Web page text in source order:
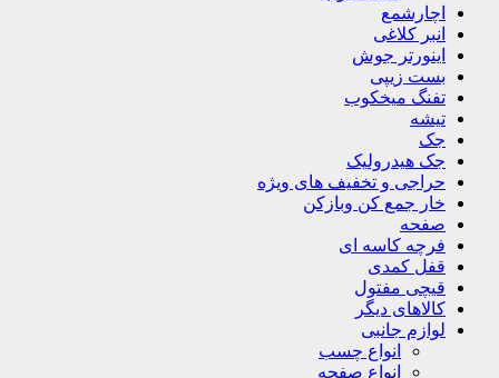
اچارشمع
انبر کلاغی
اینورتر جوش
بست زیپی
تفنگ میخکوب
تیشه
جک
جک هیدرولیک
حراجی و تخفیف های ویژه
خار جمع کن وبازکن
صفحه
فرچه کاسه ای
قفل کمدی
قیچی مفتول
کالاهای دیگر
لوازم جانبی
انواع چسب
انواع صفحه